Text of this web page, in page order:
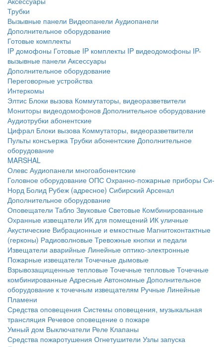
Трубки
Вызывные панели Видеопанели Аудиопанели
Дополнительное оборудование
Готовые комплекты
IP домофоны Готовые IP комплекты IP видеодомофоны IP-
вызывные панели Аксессуары
Дополнительное оборудование
Переговорные устройства
Интеркомы
Элтис Блоки вызова Коммутаторы, видеоразветвители
Мониторы видеодомофонов Дополнительное оборудование
Аудиотрубки абонентские
Цифрал Блоки вызова Коммутаторы, видеоразветвители
Пульты консъержа Трубки абонентские Дополнительное
оборудование
MARSHAL
Олевс Аудиопанели многоабонентские
Головное оборудование ОПС Охранно-пожарные приборы Си-
Норд Болид Рубеж (адресное) Сибирский Арсенал
Дополнительное оборудование
Оповещатели Табло Звуковые Световые Комбинированные
Охранные извещатели ИК для помещений ИК уличные
Акустические Вибрационные и емкостные Магнитоконтактные
(герконы) Радиоволновые Тревожные кнопки и педали
Извещатели аварийные Линейные оптико-электронные
Пожарные извещатели Точечные дымовые
Взрывозащищенные тепловые Точечные тепловые Точечные
комбинированные Адресные Автономные Дополнительное
оборудование к точечным извещателям Ручные Линейные
Пламени
Средства оповещения Системы оповещения, музыкальная
трансляция Речевое оповещение о пожаре
Умный дом Выключатели Реле Клапаны
Средства пожаротушения Огнетушители Узлы запуска